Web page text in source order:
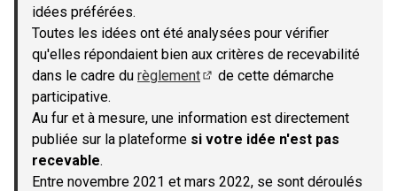
idées préférées.
Toutes les idées ont été analysées pour vérifier
qu'elles répondaient bien aux critères de recevabilité
dans le cadre du règlement
de cette démarche
participative.
Au fur et à mesure, une information est directement
publiée sur la plateforme si votre idée n'est pas
recevable.
Entre novembre 2021 et mars 2022, se sont déroulés